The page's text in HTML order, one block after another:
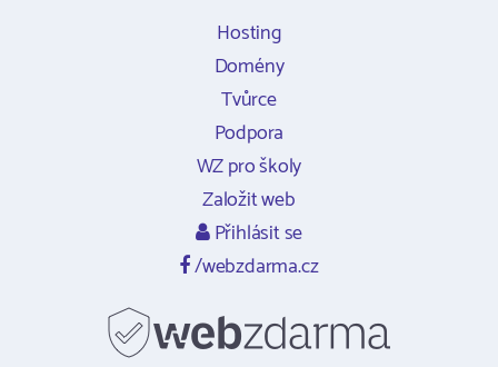
Hosting
Domény
Tvůrce
Podpora
WZ pro školy
Založit web
Přihlásit se
/webzdarma.cz